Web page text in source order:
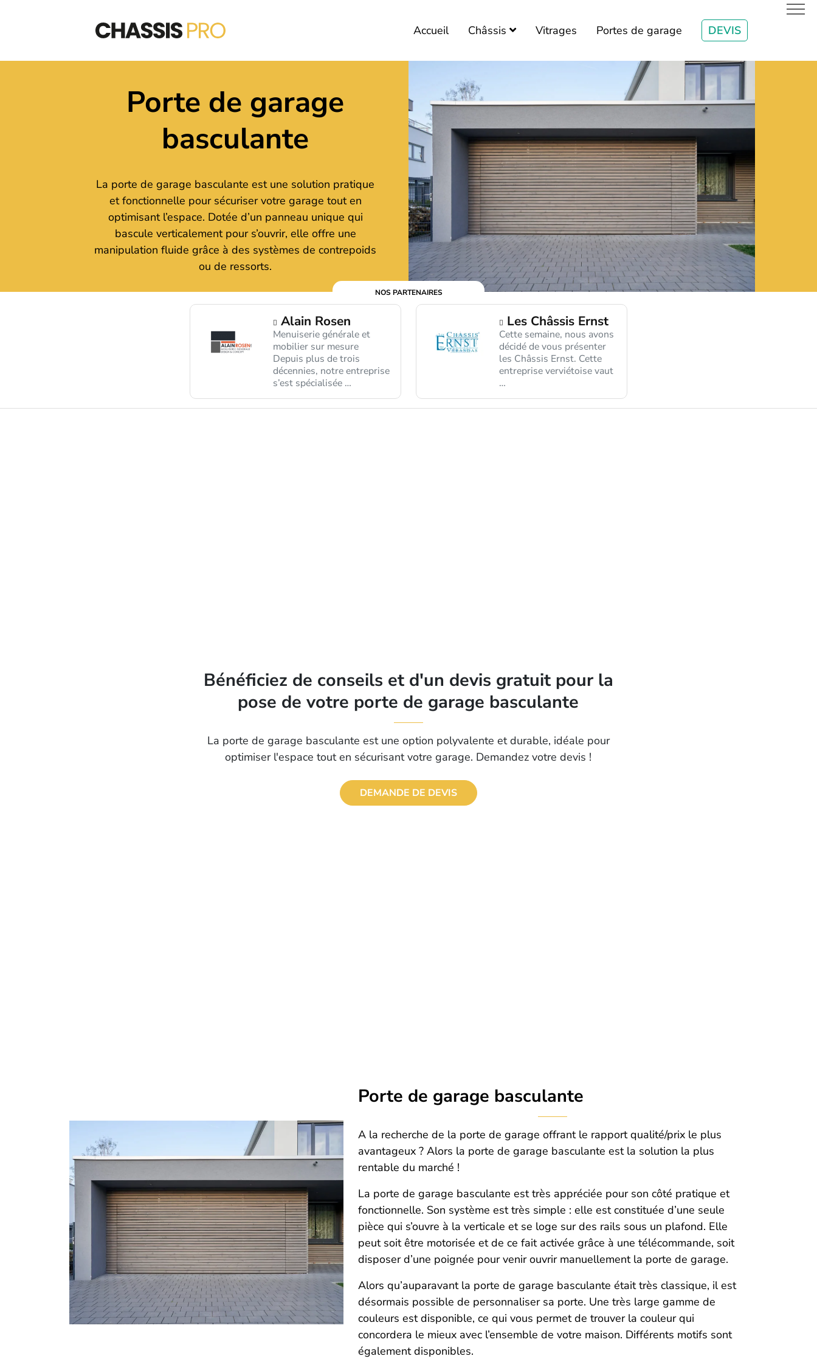
Accueil Châssis Vitrages Portes de garage DEVIS
Porte de garage
basculante
La porte de garage basculante est une solution pratique
et fonctionnelle pour sécuriser votre garage tout en
optimisant l’espace. Dotée d’un panneau unique qui
bascule verticalement pour s’ouvrir, elle offre une
manipulation fluide grâce à des systèmes de contrepoids
ou de ressorts.
NOS PARTENAIRES
Alain Rosen
Menuiserie générale et
mobilier sur mesure
Depuis plus de trois
décennies, notre entreprise
s’est spécialisée …
Les Châssis Ernst
Cette semaine, nous avons
décidé de vous présenter
les Châssis Ernst. Cette
entreprise verviétoise vaut
…
Bénéficiez de conseils et d'un devis gratuit pour la
pose de votre porte de garage basculante
La porte de garage basculante est une option polyvalente et durable, idéale pour
optimiser l'espace tout en sécurisant votre garage. Demandez votre devis !
DEMANDE DE DEVIS
Porte de garage basculante
A la recherche de la porte de garage offrant le rapport qualité/prix le plus
avantageux ? Alors la porte de garage basculante est la solution la plus
rentable du marché !
La porte de garage basculante est très appréciée pour son côté pratique et
fonctionnelle. Son système est très simple : elle est constituée d’une seule
pièce qui s’ouvre à la verticale et se loge sur des rails sous un plafond. Elle
peut soit être motorisée et de ce fait activée grâce à une télécommande, soit
disposer d’une poignée pour venir ouvrir manuellement la porte de garage.
Alors qu’auparavant la porte de garage basculante était très classique, il est
désormais possible de personnaliser sa porte. Une très large gamme de
couleurs est disponible, ce qui vous permet de trouver la couleur qui
concordera le mieux avec l’ensemble de votre maison. Différents motifs sont
également disponibles.
VITRAGES